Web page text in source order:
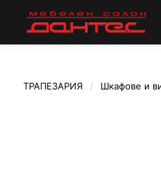
ТРАПЕЗАРИЯ / Шкафове и